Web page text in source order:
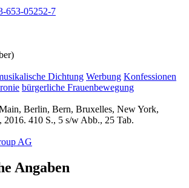
653-05252-7
Dichtung Werbung Konfessionen
bürgerliche Frauenbewegung
Berlin, Bern, Bruxelles, New York,
410 S., 5 s/w Abb., 25 Tab.
AG
Angaben